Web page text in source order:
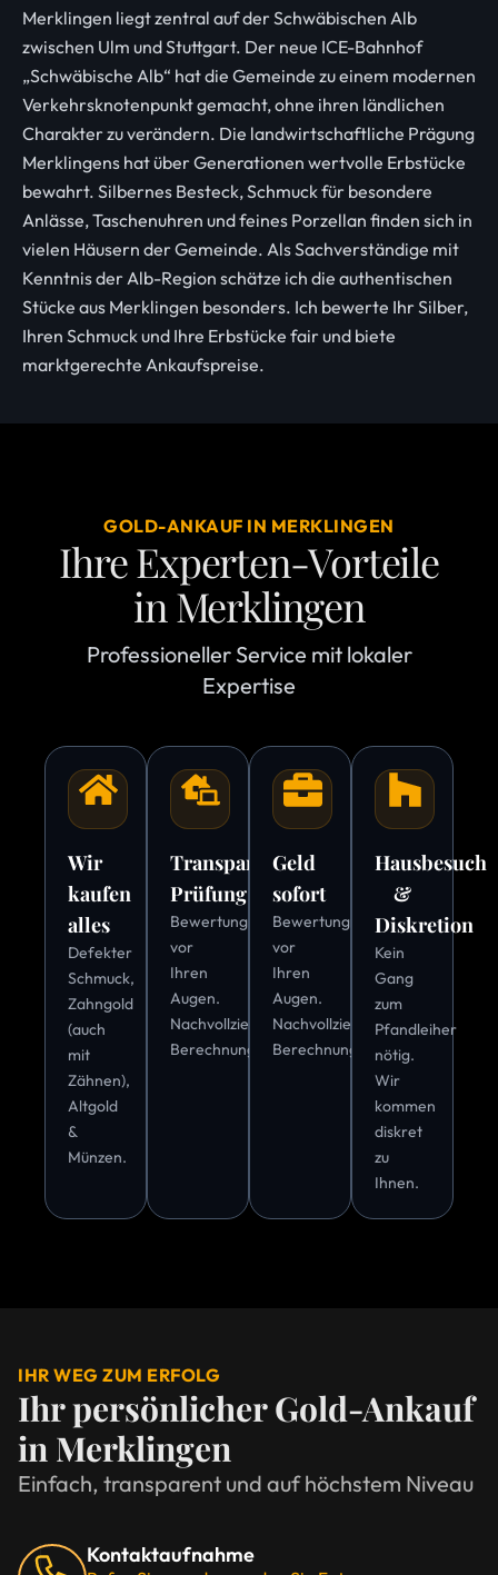
Merklingen liegt zentral auf der Schwäbischen Alb
zwischen Ulm und Stuttgart. Der neue ICE-Bahnhof
„Schwäbische Alb“ hat die Gemeinde zu einem modernen
Verkehrsknotenpunkt gemacht, ohne ihren ländlichen
Charakter zu verändern. Die landwirtschaftliche Prägung
Merklingens hat über Generationen wertvolle Erbstücke
bewahrt. Silbernes Besteck, Schmuck für besondere
Anlässe, Taschenuhren und feines Porzellan finden sich in
vielen Häusern der Gemeinde. Als Sachverständige mit
Kenntnis der Alb-Region schätze ich die authentischen
Stücke aus Merklingen besonders. Ich bewerte Ihr Silber,
Ihren Schmuck und Ihre Erbstücke fair und biete
marktgerechte Ankaufspreise.
GOLD-ANKAUF IN MERKLINGEN
Ihre Experten-Vorteile
in Merklingen
Professioneller Service mit lokaler
Expertise
Wir
kaufen
alles
Defekter
Schmuck,
Zahngold
(auch
mit
Zähnen),
Altgold
&
Münzen.
Transparente
Prüfung
Bewertung
vor
Ihren
Augen.
Nachvollziehbare
Berechnung.
Geld
sofort
Bewertung
vor
Ihren
Augen.
Nachvollziehbare
Berechnung.
Hausbesuch
&
Diskretion
Kein
Gang
zum
Pfandleiher
nötig.
Wir
kommen
diskret
zu
Ihnen.
IHR WEG ZUM ERFOLG
Ihr persönlicher Gold-Ankauf
in Merklingen
Einfach, transparent und auf höchstem Niveau
Kontaktaufnahme